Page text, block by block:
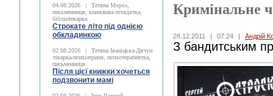
04.08.2026 |
Тетяна Мороз,
письменниця, книжкова оглядачка,
бібліотекарка
Строкате літо під однією
обкладинкою
02.08.2026 |
Тетяна Іваніцька-Дячун
лікарка-психіатриня, психотерапевтка,
письменниця
Після цієї книжки хочеться
подзвонити мамі
Кримінальне
28.12.2011 | 07:24 | Андрій
З бандитським